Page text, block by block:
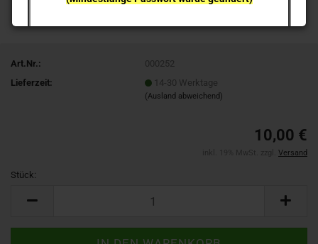
vorab reservieren;
Ich melde mich bei Erscheinen
Art.Nr.:
000252
Lieferzeit:
14-30 Werktage
(Ausland abweichend)
10,00 €
Versand
Stück: